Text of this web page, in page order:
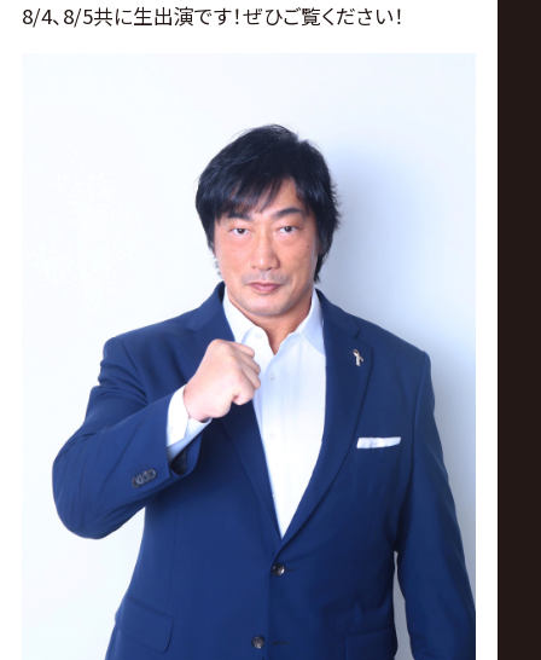
8/4、8/5共に生出演です！ぜひご覧ください！